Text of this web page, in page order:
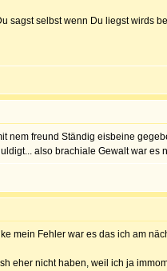
sagst selbst wenn Du liegst wirds
nem freund Ständig eisbeine
also brachiale Gewalt war es
mein Fehler war es das ich am
eher nicht haben, weil ich ja